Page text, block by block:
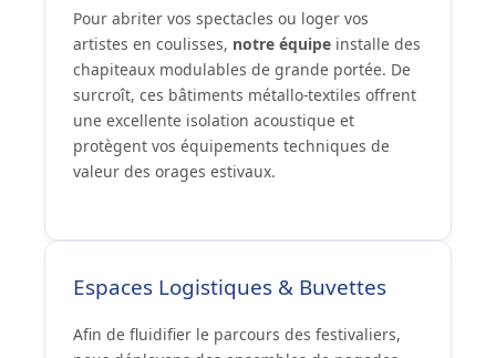
Pour abriter vos spectacles ou loger vos
artistes en coulisses, notre équipe installe des
chapiteaux modulables de grande portée. De
surcroît, ces bâtiments métallo-textiles offrent
une excellente isolation acoustique et
protègent vos équipements techniques de
valeur des orages estivaux.
Espaces Logistiques & Buvettes
Afin de fluidifier le parcours des festivaliers,